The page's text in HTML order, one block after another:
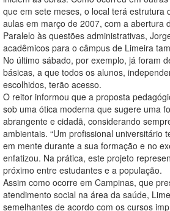
que em sete meses, o local terá estrutura
aulas em março de 2007, com a abertura
Paralelo às questões administrativas,
acadêmicos para o câmpus de Limeira
No último sábado, por exemplo, já foram
básicas, a que todos os alunos,
escolhidos, terão acesso.
O reitor informou que a proposta
sob uma ótica moderna que sugere uma
abrangente e cidadã, considerando
ambientais. “Um profissional universitário
em mente durante a sua formação e no
enfatizou. Na prática, este projeto
próximo entre estudantes e a população.
Assim como ocorre em Campinas, que
atendimento social na área da saúde,
semelhantes de acordo com os cursos